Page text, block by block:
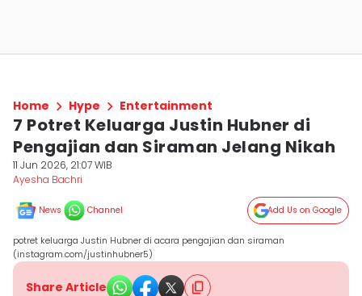
Home Hype Entertainment
7 Potret Keluarga Justin Hubner di
Pengajian dan Siraman Jelang Nikah
11 Jun 2026, 21:07 WIB
Ayesha Bachri
News Channel Add Us on Google
potret keluarga Justin Hubner di acara pengajian dan siraman
(instagram.com/justinhubner5)
Share Article